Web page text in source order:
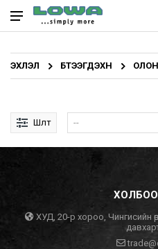
ЭХЛЭЛ БҮТЭЭГДЭХҮҮН ОЛОН
Шүүлт
ХУД, 20-р хороо, Чингисийн